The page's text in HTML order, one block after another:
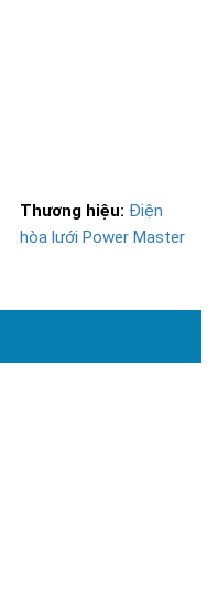
Thương hiệu: Điện
hòa lưới Power Master